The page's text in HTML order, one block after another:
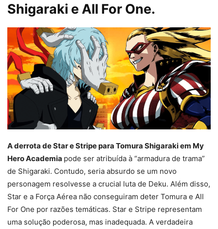
Shigaraki e All For One.
A derrota de Star e Stripe para Tomura Shigaraki em My
Hero Academia pode ser atribuída à “armadura de trama”
de Shigaraki. Contudo, seria absurdo se um novo
personagem resolvesse a crucial luta de Deku. Além disso,
Star e a Força Aérea não conseguiram deter Tomura e All
For One por razões temáticas. Star e Stripe representam
uma solução poderosa, mas inadequada. A verdadeira